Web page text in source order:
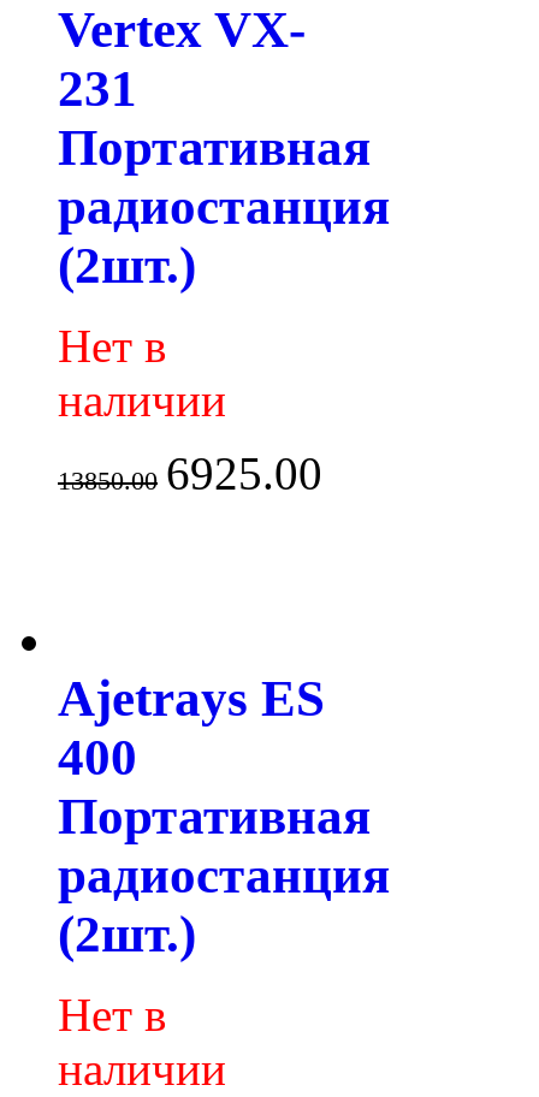
Vertex VX-
231
Портативная
радиостанция
(2шт.)
Нет в
наличии
13850.00 6925.00
Ajetrays ES
400
Портативная
радиостанция
(2шт.)
Нет в
наличии